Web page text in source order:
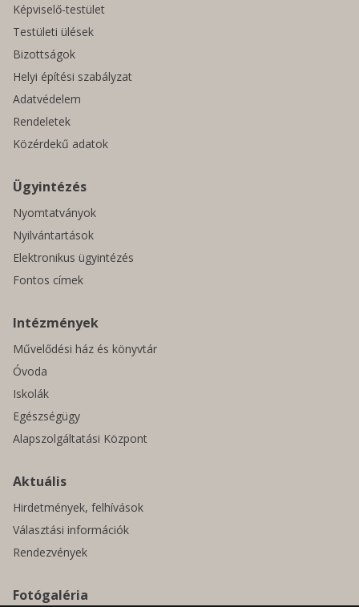
Képviselő-testület
Testületi ülések
Bizottságok
Helyi építési szabályzat
Adatvédelem
Rendeletek
Közérdekű adatok
Ügyintézés
Nyomtatványok
Nyilvántartások
Elektronikus ügyintézés
Fontos címek
Intézmények
Művelődési ház és könyvtár
Óvoda
Iskolák
Egészségügy
Alapszolgáltatási Központ
Aktuális
Hirdetmények, felhívások
Választási információk
Rendezvények
Fotógaléria